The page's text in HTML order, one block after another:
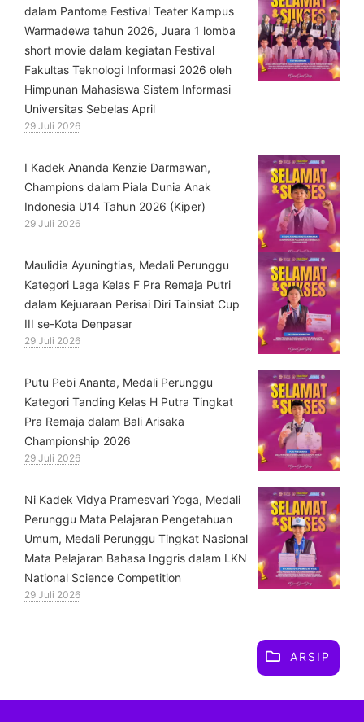
dalam Pantome Festival Teater Kampus
Warmadewa tahun 2026, Juara 1 lomba
short movie dalam kegiatan Festival
Fakultas Teknologi Informasi 2026 oleh
Himpunan Mahasiswa Sistem Informasi
Universitas Sebelas April
29 Juli 2026
⁠I Kadek Ananda Kenzie Darmawan,
Champions dalam Piala Dunia Anak
Indonesia U14 Tahun 2026 (Kiper)
29 Juli 2026
⁠Maulidia Ayuningtias, Medali Perunggu
Kategori Laga Kelas F Pra Remaja Putri
dalam Kejuaraan Perisai Diri Tainsiat Cup
III se-Kota Denpasar
29 Juli 2026
Putu Pebi Ananta, Medali Perunggu
Kategori Tanding Kelas H Putra Tingkat
Pra Remaja dalam Bali Arisaka
Championship 2026
29 Juli 2026
⁠Ni Kadek Vidya Pramesvari Yoga, Medali
Perunggu Mata Pelajaran Pengetahuan
Umum, Medali Perunggu Tingkat Nasional
Mata Pelajaran Bahasa Inggris dalam LKN
National Science Competition
29 Juli 2026
ARSIP